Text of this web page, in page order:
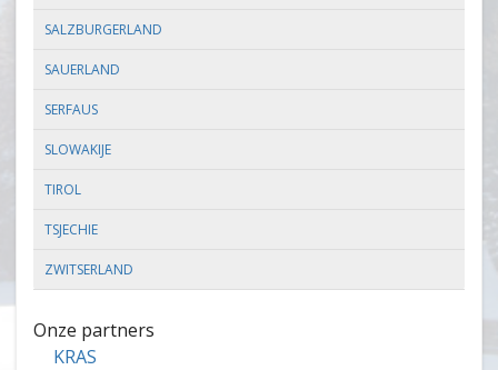
SALZBURGERLAND
SAUERLAND
SERFAUS
SLOWAKIJE
TIROL
TSJECHIE
ZWITSERLAND
Onze partners
KRAS